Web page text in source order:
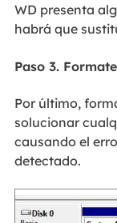
WD presenta
habrá que
Paso 3.
Por último,
solucionar
causando el
detectado.